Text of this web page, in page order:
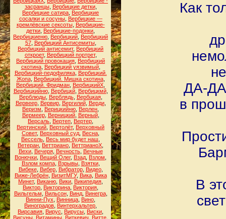
засранцы, Вербицкие детки,
Вербицкие сатира Вербицкие
сосалки и сосуны, Вербицкие —
кремлёвские сексоты, Вербицкие-
детки Вербицкие-подонки
Вербицкиеню Вербицкий Вербицкий
57, Вербицкий Антисемиты,
Вербицкий антисемит, Вербицкий
откроет, Вербицкий портрет,
Вербицкий провокация Вербицкий
скотина, Вербицкий уязвимый,
Вербицкий-педофиляка, Вербицкий.
Жопа, Вербицкий. Мишка скотина,
Вербицкий. Фридман ВербицкийХ
Вербицкийню, Вербицкй, Вербицкмй,
Верблюды, Верблядь, Вербцкая,
Вервеер, Вервир, Вергилий, Верди,
Веризм
Верицкийню Верлен
Вермеер, Верницкий, Верный,
Версаль Вертеп Вертер
Вертинский Вертолёт, Верховный
Совет, Верховный суд Весна
Вессель Весь мир будет наш
Ветеран Веттриано ВеттрианоХ
Вехи, Вечеря, Вечность, Вечные
Вонючки Вещий Олег, Взад Взлом
Взлом компа, Взрывы, Взятки,
Вибеке, Вибер, Вибратор, Видео,
Виже-Лебрён, ВизитМГУ, Вика, Вика
Минет, Виканю Вики Википедия
Виктор Викторина Виктория
Вильгельм
Вильсон, Винд, Винегра,
Винни-Пух
Винница Вино
Виноградов Винтерхальтер
Вирсавия Вирус Вирусы Виски
Висуны Витамины Виткевич Витте
Как
ДА-
в
В